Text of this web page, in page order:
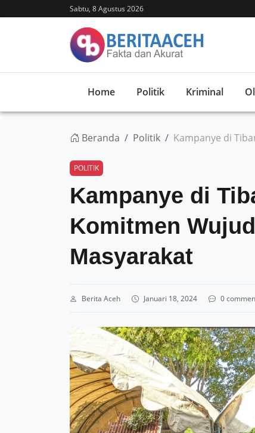
Sabtu, 8 Agustus 2026
Home Politik Kriminal
Beranda Politik Kampanye di
POLITIK
Kampanye di
Komitmen
Masyarakat
Berita Aceh Januari 18, 2024 0